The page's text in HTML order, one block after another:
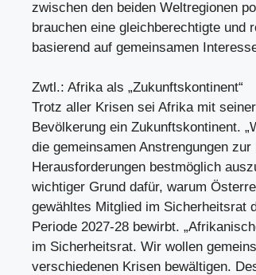
zwischen den beiden Weltregionen
brauchen eine gleichberechtigte und
basierend auf gemeinsamen
Zwtl.: Afrika als „Zukunftskontinent“
Trotz aller Krisen sei Afrika mit
Bevölkerung ein Zukunftskontinent.
die gemeinsamen Anstrengungen
Herausforderungen bestmöglich
wichtiger Grund dafür, warum
gewähltes Mitglied im Sicherheitsrat
Periode 2027-28 bewirbt.
im Sicherheitsrat. Wir wollen
verschiedenen Krisen bewältigen.